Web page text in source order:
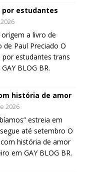
estudantes
a livro de
Paul Preciado O
estudantes trans
BLOG BR.
história de amor
2026
estreia em
até setembro O
com história de amor
em GAY BLOG BR.